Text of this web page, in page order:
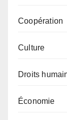
Coopération
Culture
Droits
Économie